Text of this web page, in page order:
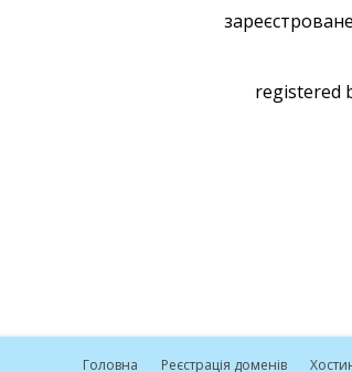
registered
Головна Реєстрація доменів